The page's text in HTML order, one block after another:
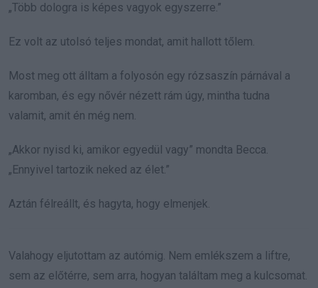
„Több dologra is képes vagyok egyszerre.”
Ez volt az utolsó teljes mondat, amit hallott tőlem.
Most meg ott álltam a folyosón egy rózsaszín párnával a
karomban, és egy nővér nézett rám úgy, mintha tudna
valamit, amit én még nem.
„Akkor nyisd ki, amikor egyedül vagy” mondta Becca.
„Ennyivel tartozik neked az élet.”
Aztán félreállt, és hagyta, hogy elmenjek.
Valahogy eljutottam az autómig. Nem emlékszem a liftre,
sem az előtérre, sem arra, hogyan találtam meg a kulcsomat.